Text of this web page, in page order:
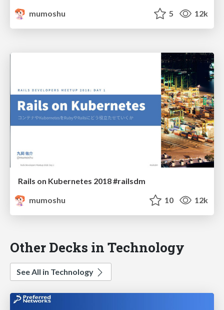
mumoshu
5 12k
Rails on Kubernetes 2018 #railsdm
mumoshu
10 12k
Other Decks in Technology
See All in Technology